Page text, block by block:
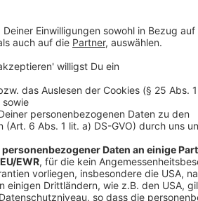
Lieblingsradio. Bon Appetit -
"Macht nix, wenn's
Hier gibt esInfos zu den